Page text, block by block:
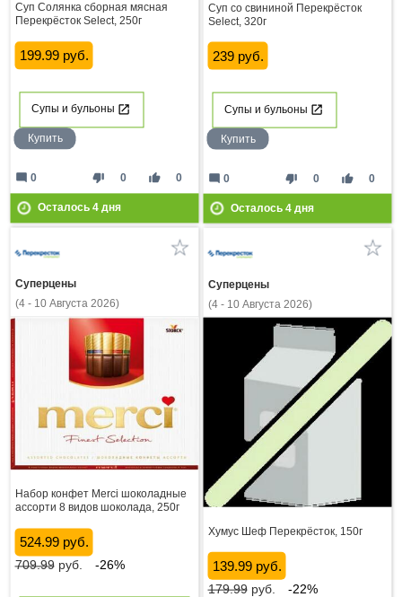
Суп Солянка сборная мясная
Перекрёсток Select, 250г
199.99 руб.
Супы и бульоны
Купить
thumb_down 0 thumb_up 0
mode_comment 0
Осталось 4дня
Суп со свининой Перекрёсток
Select, 320г
239 руб.
Супы и бульоны
Купить
thumb_down 0 thumb_up 0
mode_comment 0
Осталось 4дня
Суперцены
(4 - 10 Августа 2026)
Набор конфет Merci шоколадные
ассорти 8 видов шоколада, 250г
524.99 руб.
709.99руб. -26%
Суперцены
(4 - 10 Августа 2026)
Хумус Шеф Перекрёсток, 150г
139.99 руб.
179.99руб. -22%